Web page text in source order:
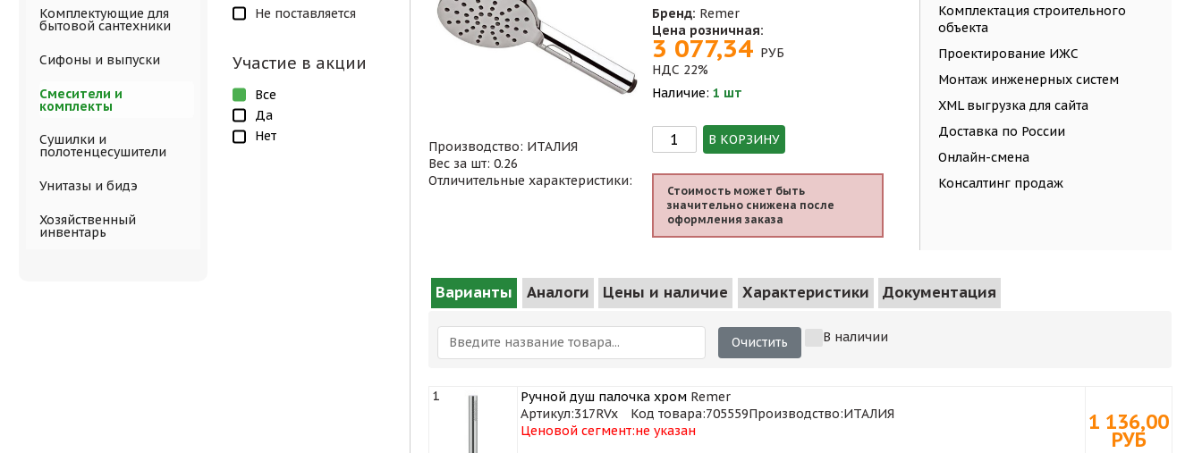
Не поставляется
Участие в акции
Все
Да
Нет
Производство: ИТАЛИЯ
Вес за шт: 0.26
Отличительные характеристики:
Бренд: Remer
Цена розничная:
3 077,34 РУБ
НДС 22%
Наличие:1 шт
В КОРЗИНУ
Стоимость может быть
значительно снижена после
оформления заказа
Комплектация строительного
объекта
Проектирование ИЖС
Монтаж инженерных систем
XML выгрузка для сайта
Доставка по России
Онлайн-смена
Консалтинг продаж
Варианты Аналоги Цены и наличие Характеристики Документация
Очистить В наличии
1 Ручной душ палочка хромRemer
Артикул:317RVx Код товара:705559Производство:ИТАЛИЯ
Ценовой сегмент:не указан 1 136,00
РУБ
Комплектующие для
бытовой сантехники
Сифоны и выпуски
Смесители и
комплекты
Сушилки и
полотенцесушители
Унитазы и бидэ
Хозяйственный
инвентарь